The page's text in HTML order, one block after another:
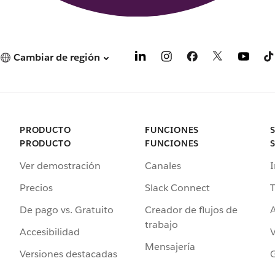
Cambiar de región
PRODUCTO
PRODUCTO
Ver demostración
Precios
De pago vs. Gratuito
Accesibilidad
Versiones destacadas
FUNCIONES
FUNCIONES
Canales
Slack Connect
Creador de flujos de
trabajo
Mensajería